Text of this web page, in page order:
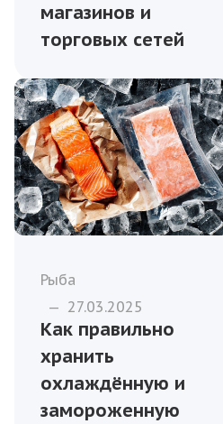
магазинов и
торговых сетей
Рыба
— 27.03.2025
Как правильно
хранить
охлаждённую и
замороженную